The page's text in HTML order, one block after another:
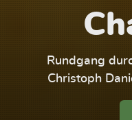
Rundgang
Christoph